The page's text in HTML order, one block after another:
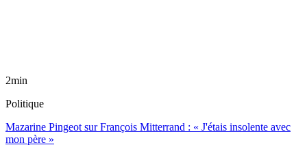
2min
Politique
Mazarine Pingeot sur François Mitterrand : « J'étais insolente avec
mon père »